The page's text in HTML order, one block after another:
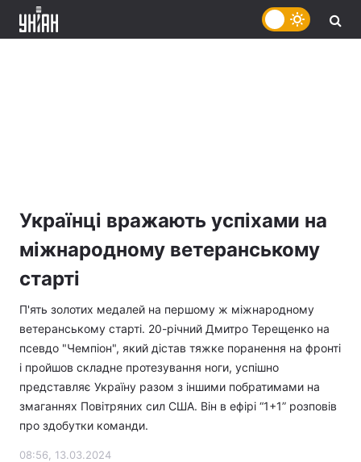
Українці вражають успіхами на
міжнародному ветеранському
старті
П'ять золотих медалей на першому ж міжнародному
ветеранському старті. 20-річний Дмитро Терещенко на
псевдо "Чемпіон", який дістав тяжке поранення на фронті
і пройшов складне протезування ноги, успішно
представляє Україну разом з іншими побратимами на
змаганнях Повітряних сил США. Він в ефірі “1+1” розповів
про здобутки команди.
08:56, 13.03.2024